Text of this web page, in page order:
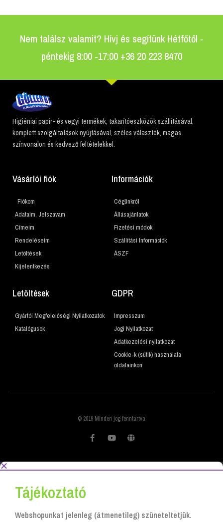
Nem találsz valamit? Hívj és segítünk Hétfőtől -
péntekig 8:00 -17:00 +36 20 223 8470
Higiéniai papír- és vegyi termékek, takarítóeszközök szállításával,
komplett szolgáltatások nyújtásával, széles választék, magas
színvonalon és kedvező feltételekkel.
Vásárlói fiók
Fiókom
Adataim, Jelszavam
Címeim
Rendeléseim
Letöltések
Kijelentkezés
Információk
Cégünkről
Állásajánlatok
Fizetési módok
Szállítási Információk
ÁSZF
Letöltések
Gyártói Megfelelőségi Nyilatkozatok
Katalógusok
GDPR
Impresszum
Jogi Nyilatkozat
Adatkezelési nyilatkozat
Cookie-k (sütik) használata
oldalainkon
© 2019 Minden jog fenntartva
Tájékoztató
Webshopunkat jelenleg (átmenetileg) szüneteltetjük.